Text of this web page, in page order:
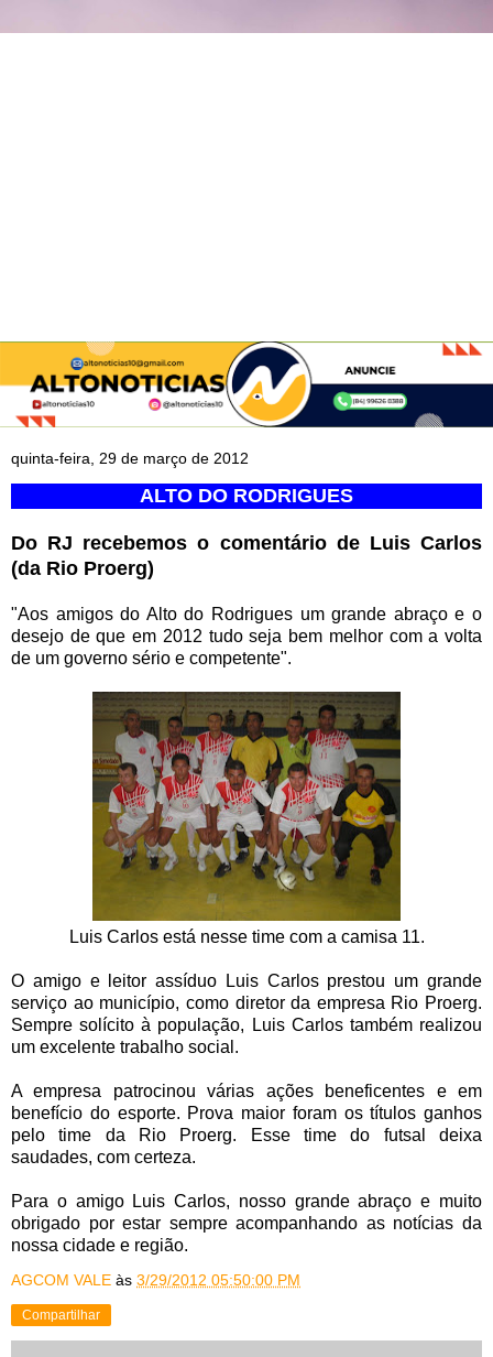
quinta-feira, 29 de março de 2012
ALTO DO RODRIGUES
Do RJ recebemos o comentário de Luis Carlos
(da Rio Proerg)
"Aos amigos do Alto do Rodrigues um grande abraço e o
desejo de que em 2012 tudo seja bem melhor com a volta
de um governo sério e competente".
Luis Carlos está nesse time com a camisa 11.
O amigo e leitor assíduo Luis Carlos prestou um grande
serviço ao município, como diretor da empresa Rio Proerg.
Sempre solícito à população, Luis Carlos também realizou
um excelente trabalho social.
A empresa patrocinou várias ações beneficentes e em
benefício do esporte. Prova maior foram os títulos ganhos
pelo time da Rio Proerg. Esse time do futsal deixa
saudades, com certeza.
Para o amigo Luis Carlos, nosso grande abraço e muito
obrigado por estar sempre acompanhando as notícias da
nossa cidade e região.
AGCOM VALE às 3/29/2012 05:50:00 PM
Compartilhar